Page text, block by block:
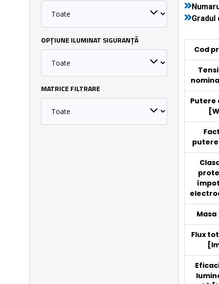
OPȚIUNE ILUMINAT SIGURANȚĂ
MATRICE FILTRARE
Cod
Putere
putere
Masa
Flux